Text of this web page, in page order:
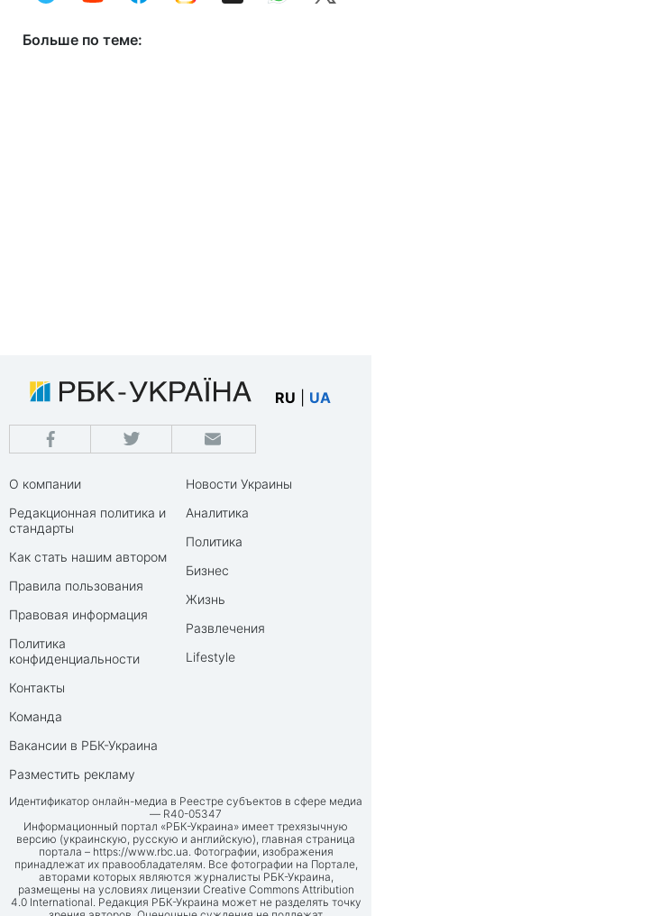
Больше по теме:
RU UA
О компании
Редакционная политика и
стандарты
Как стать нашим автором
Правила пользования
Правовая информация
Политика
конфиденциальности
Контакты
Команда
Вакансии в РБК-Украина
Разместить рекламу
Новости Украины
Аналитика
Политика
Бизнес
Жизнь
Развлечения
Lifestyle
Идентификатор онлайн-медиа в Реестре субъектов в сфере медиа
— R40-05347
Информационный портал «РБК-Украина» имеет трехязычную
версию (украинскую, русскую и английскую), главная страница
портала – https://www.rbc.ua. Фотографии, изображения
принадлежат их правообладателям. Все фотографии на Портале,
авторами которых являются журналисты РБК-Украина,
размещены на условиях лицензии Creative Commons Attribution
4.0 International. Редакция РБК-Украина может не разделять точку